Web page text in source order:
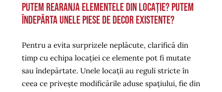
Putem rearanja elementele din locație? Putem
îndepărta unele piese de decor existente?
Pentru a evita surprizele neplăcute, clarifică din
timp cu echipa locației ce elemente pot fi mutate
sau îndepărtate. Unele locații au reguli stricte în
ceea ce privește modificările aduse spațiului, fie din